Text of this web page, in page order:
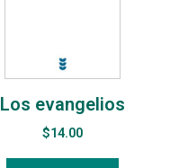
Los evangelios
$14.00